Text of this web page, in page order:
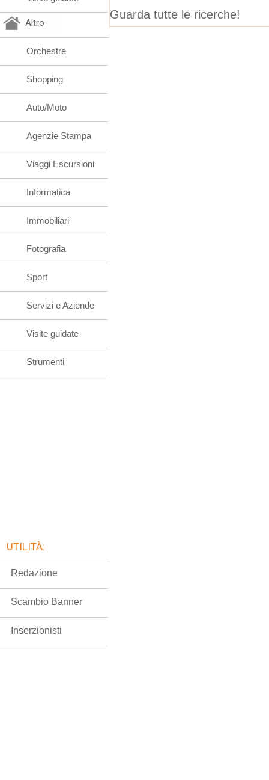
Guarda tutte le ricerche!
Altro
Orchestre
Shopping
Auto/Moto
Agenzie Stampa
Viaggi Escursioni
Informatica
Immobiliari
Fotografia
Sport
Servizi e Aziende
Visite guidate
Strumenti
UTILITÀ:
Redazione
Scambio Banner
Inserzionisti